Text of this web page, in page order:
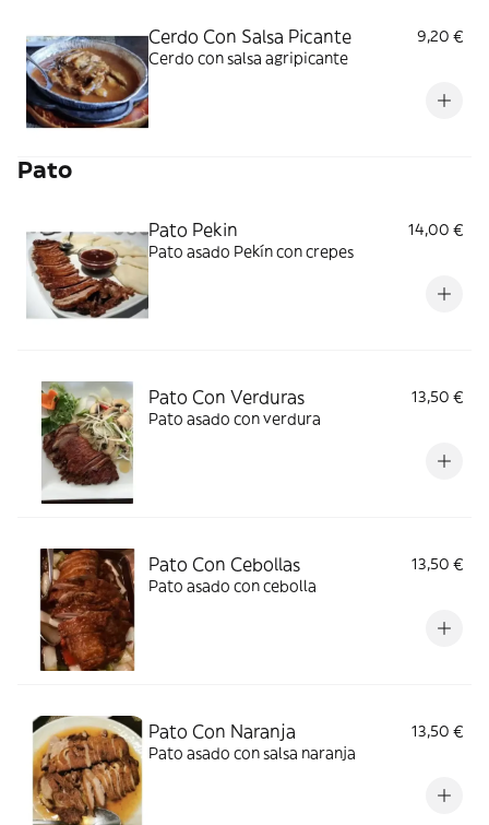
Cerdo Con Salsa Picante
9,20 €
Cerdo con salsa agripicante
Pato
Pato Pekin
14,00 €
Pato asado Pekín con crepes
Pato Con Verduras
13,50 €
Pato asado con verdura
Pato Con Cebollas
13,50 €
Pato asado con cebolla
Pato Con Naranja
13,50 €
Pato asado con salsa naranja